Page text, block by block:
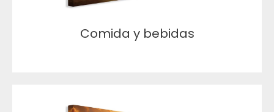
Comida y bebidas